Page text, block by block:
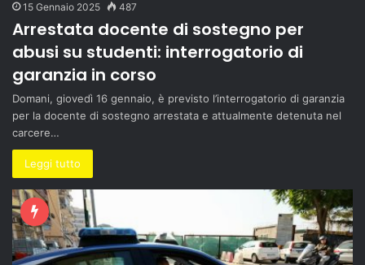
15 Gennaio 2025 487
Arrestata docente di sostegno per
abusi su studenti: interrogatorio di
garanzia in corso
Domani, giovedì 16 gennaio, è previsto l’interrogatorio di garanzia
per la docente di sostegno arrestata e attualmente detenuta nel
carcere…
Leggi tutto